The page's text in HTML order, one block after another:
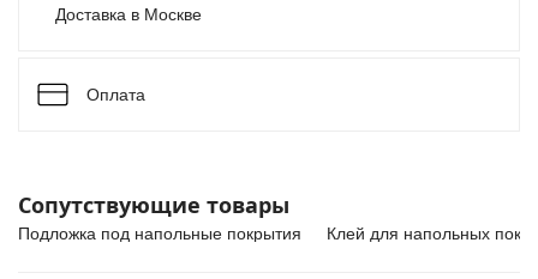
Доставка в Москве
Оплата
Сопутствующие товары
Подложка под напольные покрытия Клей для напольных